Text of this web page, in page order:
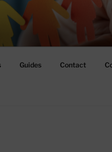
Guides Contact